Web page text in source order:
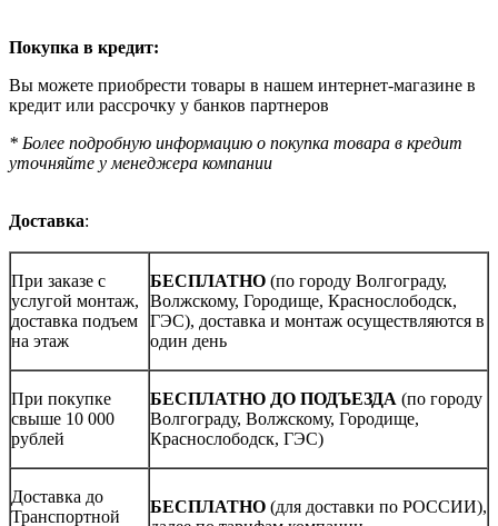
Покупка в кредит:
Вы можете приобрести товары в нашем интернет-магазине в
кредит или рассрочку у банков партнеров
* Более подробную информацию о покупка товара в кредит
уточняйте у менеджера компании
Доставка:
При заказе с
услугой монтаж,
доставка подъем
на этаж
БЕСПЛАТНО (по городу Волгограду,
Волжскому, Городище, Краснослободск,
ГЭС), доставка и монтаж осуществляются в
один день
При покупке
свыше 10 000
рублей
БЕСПЛАТНО ДО ПОДЪЕЗДА (по городу
Волгограду, Волжскому, Городище,
Краснослободск, ГЭС)
Доставка до
Транспортной
БЕСПЛАТНО (для доставки по РОССИИ),